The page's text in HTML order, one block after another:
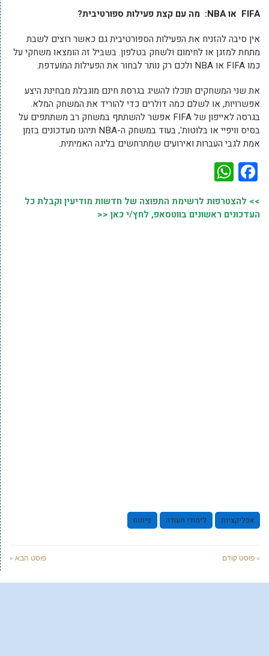
FIFA אוNBA
: מה עם קצת פעילות ספורטיבית?
אין סיבה להזניח את הפעילות הספורטיבית גם כאשר רוצים לשבת
מתחת למזגן או לחימום ולשחק בטלפון. בשביל זה הומצאו משחקי על
כמו FIFA או NBA ולכם רק נותר לבחור את הפעילות המועדפת.
את שני המשחקים תוכלו להשיג בגרסת חינם מוגבלת מבחינת היצע
אפשרויות, או לשלם כמה דולרים כדי להוריד את המשחק המלא.
בגרסה לאייפון של FIFA אפשר להשתתף במשחק רב משתתפים על
בסיס וויפיי או בלוטות', בעוד במשחק ה-NBA תיהנו מעדכונים בזמן
אמת לגבי העברות ואירועים שמתרחשים בליגה האמיתית.
Facebook
>> להצטרפות לרשימת התפוצה של חדשות מודיעין וקבלת כל
העדכונים ראשונים בווטסאפ, לחץ/י כאן <<
אפליקציות לימודי תעודה פיתוח
« פוסט קודם פוסט הבא »